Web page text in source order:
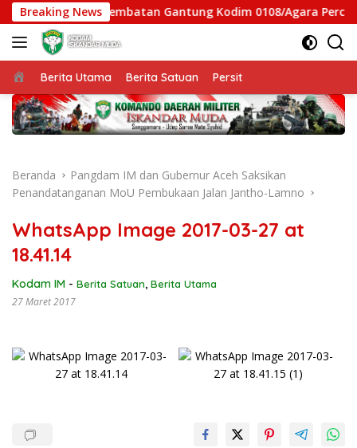
Langsung
ke
konten
Breaking News
Satgas Jembatan Gantung Kodim 0108/Agara Percepat
Beranda
Berita Utama Berita Satuan Persit
Beranda
Pangdam IM dan Gubernur Aceh Saksikan
Penandatanganan MoU Pembukaan Jalan Jantho-Lamno
WhatsApp Image 2017-03-27 at
18.41.14
Kodam IM - Berita Satuan, Berita Utama
27 Maret 2017